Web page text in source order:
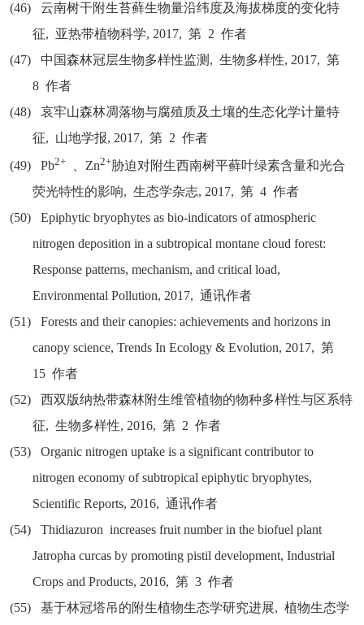
(46)
云南树干附生苔藓生物量沿纬度及海拔梯度的变化特
征, 亚热带植物科学, 2017,第 2作者
(47)
中国森林冠层生物多样性监测 ,生物多样性, 2017,第
8作者
(48)
哀牢山森林凋落物与腐殖质及土壤的生态化学计量特
征, 山地学报, 2017,第 2作者
(49) Pb2+ Zn2+胁迫对附生西南树平藓叶绿素含量和光合
荧光特性的影响,生态学杂志, 2017,第 4作者
(50)
Epiphytic bryophytes as bio-indicators of atmospheric
nitrogen deposition in a subtropical montane cloud forest:
Response patterns, mechanism, and critical load,
Environmental Pollution, 2017,通讯作者
(51)
Forests and their canopies: achievements and horizons in
canopy science, Trends In Ecology & Evolution, 2017,第
15作者
(52)
西双版纳热带森林附生维管植物的物种多样性与区系特
征,生物多样性, 2016,第 2作者
(53)
Organic nitrogen uptake is a significant contributor to
nitrogen economy of subtropical epiphytic bryophytes,
Scientific Reports, 2016,通讯作者
(54)
Thidiazuron increases fruit number in the biofuel plant
Jatropha curcas by promoting pistil development, Industrial
Crops and Products, 2016,第 3作者
(55)
基于林冠塔吊的附生植物生态学研究进展,植物生态学